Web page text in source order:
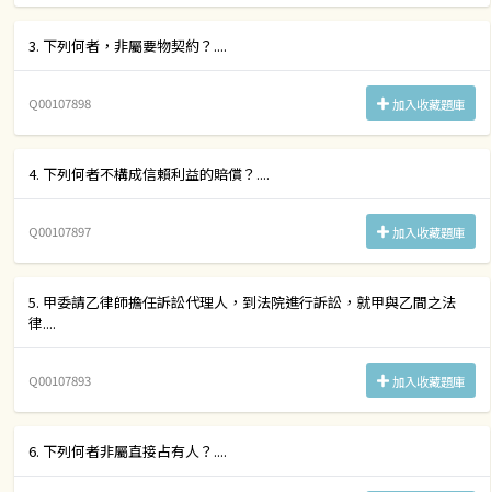
3. 下列何者，非屬要物契約？....
Q00107898 加入收藏題庫
4. 下列何者不構成信賴利益的賠償？....
Q00107897 加入收藏題庫
5. 甲委請乙律師擔任訴訟代理人，到法院進行訴訟，就甲與乙間之法
律....
Q00107893 加入收藏題庫
6. 下列何者非屬直接占有人？....